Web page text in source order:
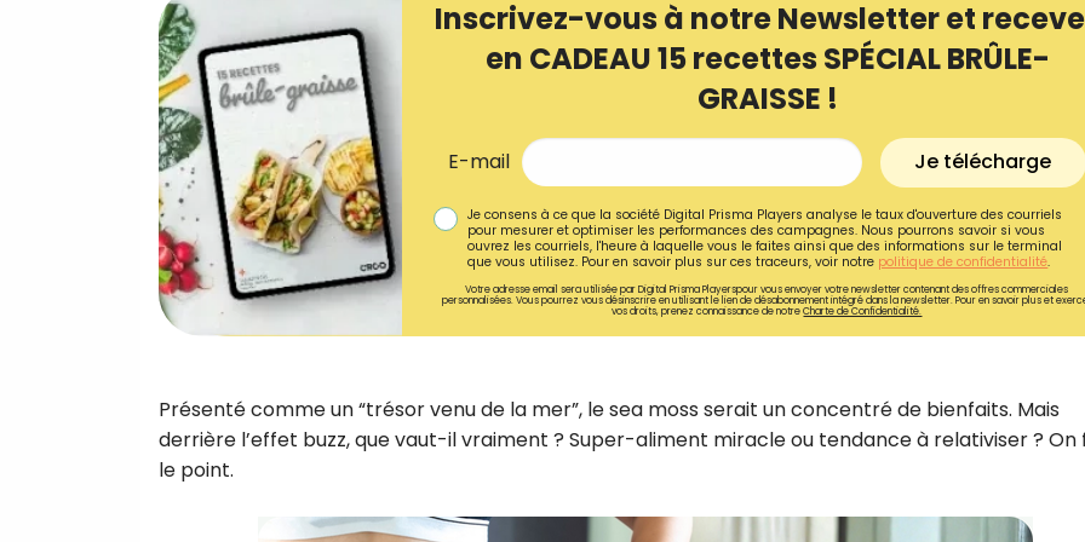
Inscrivez-vous à notre Newsletter et
en CADEAU 15 recettes SPÉCIAL BRÛLE-
GRAISSE !
E-mail Je télécharge
Je consens à ce que la société Digital Prisma Players analyse le taux d'ouverture des courriels
pour mesurer et optimiser les performances des campagnes. Nous pourrons savoir si vous
ouvrez les courriels, l'heure à laquelle vous le faites ainsi que des informations sur le terminal
que vous utilisez. Pour en savoir plus sur ces traceurs, voir notre politique de confidentialité.
Votre adresse email sera utilisée par Digital Prisma Playerspour vous envoyer votre newsletter contenant des offres commerciales
personnalisées. Vous pourrez vous désinscrire en utilisant le lien de désabonnement intégré dans la newsletter. Pour en savoir plus et
vos droits, prenez connaissance de notreCharte de Confidentialité.
Présenté comme un “trésor venu de la mer”, le sea moss serait un concentré de bienfaits. Mais
derrière l’effet buzz, que vaut-il vraiment ? Super-aliment miracle ou tendance à relativiser ? On
le point.
Recevez gratuitement
recettes inédites de
Ainsi que la newsletter